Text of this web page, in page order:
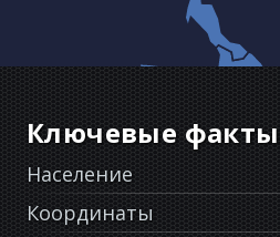
Ключевые факты
Население
Координаты